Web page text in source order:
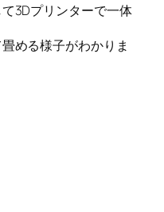
3Dプリンターで一体
める様子がわかりま